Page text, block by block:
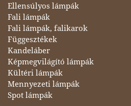
Ellensúlyos lámpák
Fali lámpák
Fali lámpák, falikarok
Függesztékek
Kandeláber
Képmegvilágító lámpák
Kültéri lámpák
Mennyezeti lámpák
Spot lámpák